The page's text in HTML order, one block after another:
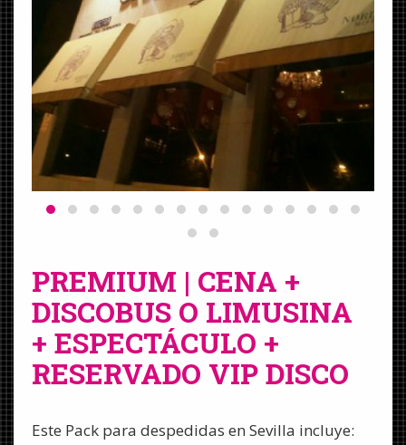
PREMIUM | CENA +
DISCOBUS O LIMUSINA
+ ESPECTÁCULO +
RESERVADO VIP DISCO
Este Pack para despedidas en Sevilla incluye: